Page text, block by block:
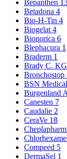
Bepanthen
Betadona 4
Bio-H-Tin 4
Biogelat 4
Bionorica 6
Blephacura 1
Braderm 1
Brady C. KG
Bronchostop
BSN
Burgenland
Canesten 7
Caudalie 2
CeraVe 18
Cheplapharm
Compeed 5
DermaSel 1